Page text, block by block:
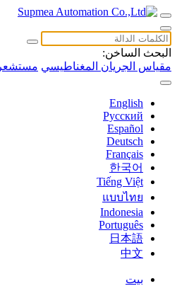
البحث الساخن:
مقياس الجريان المغناطيسي مستشعر
English
Русский
Español
Deutsch
Français
한국어
Tiếng Việt
แบบไทย
Indonesia
Português
日本語
中文
بيت